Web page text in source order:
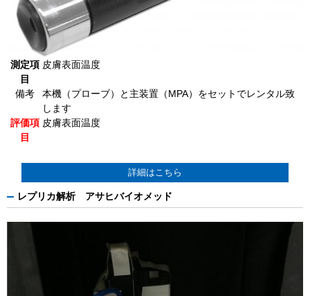
測定項
目
皮膚表面温度
備考
本機（プローブ）と主装置（MPA）をセットでレンタル致
します
評価項
目
皮膚表面温度
詳細はこちら
レプリカ解析 アサヒバイオメッド